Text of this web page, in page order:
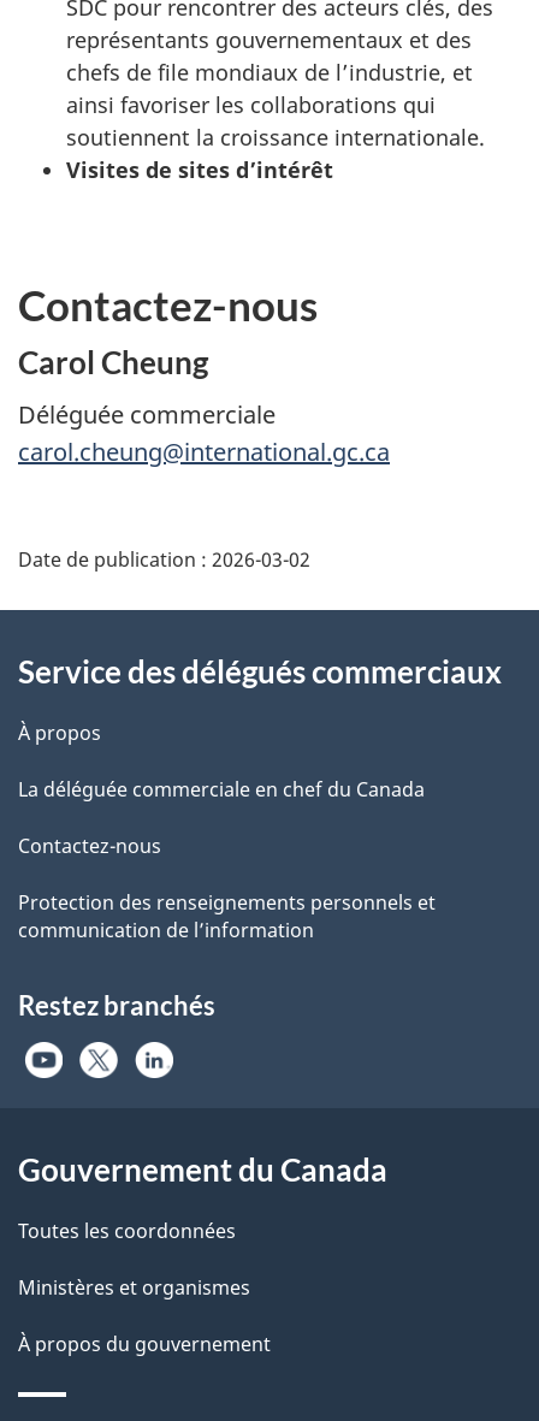
SDC pour rencontrer des acteurs clés, des
représentants gouvernementaux et des
chefs de file mondiaux de l’industrie, et
ainsi favoriser les collaborations qui
soutiennent la croissance internationale.
Visites de sites d’intérêt
Contactez-nous
Carol Cheung
Déléguée commerciale
carol.cheung@international.gc.ca
Additional
Information
Date de publication : 2026-03-02
Service des délégués commerciaux
À propos
La déléguée commerciale en chef du Canada
Contactez-nous
Protection des renseignements personnels et
communication de l’information
Restez branchés
Gouvernement du Canada
Toutes les coordonnées
Ministères et organismes
À propos du gouvernement